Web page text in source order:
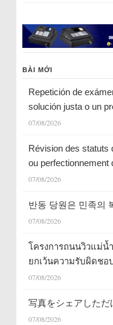
BÀI MỚI
Repetición de
solución justa o un
07/08/2026
Révision des statuts
ou perfectionnement
07/08/2026
반동 당원은 민족의
07/08/2026
โครงการถนนวิวแม่น้
ยกเว้นความรับผิดชอ
07/08/2026
写真をシェアしただ
07/08/2026